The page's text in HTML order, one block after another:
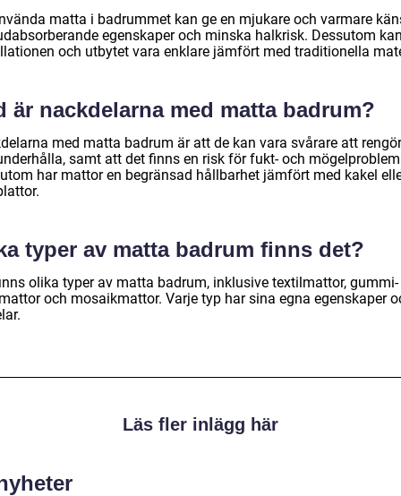
matta i badrummet kan ge en mjukare och varmare
egenskaper och minska halkrisk. Dessutom
och utbytet vara enklare jämfört med traditionella
är nackdelarna med matta badrum?
med matta badrum är att de kan vara svårare att
samt att det finns en risk för fukt- och
har mattor en begränsad hållbarhet jämfört med kakel
typer av matta badrum finns det?
olika typer av matta badrum, inklusive textilmattor, gummi-
och mosaikmattor. Varje typ har sina egna egenskaper
Läs fler inlägg här